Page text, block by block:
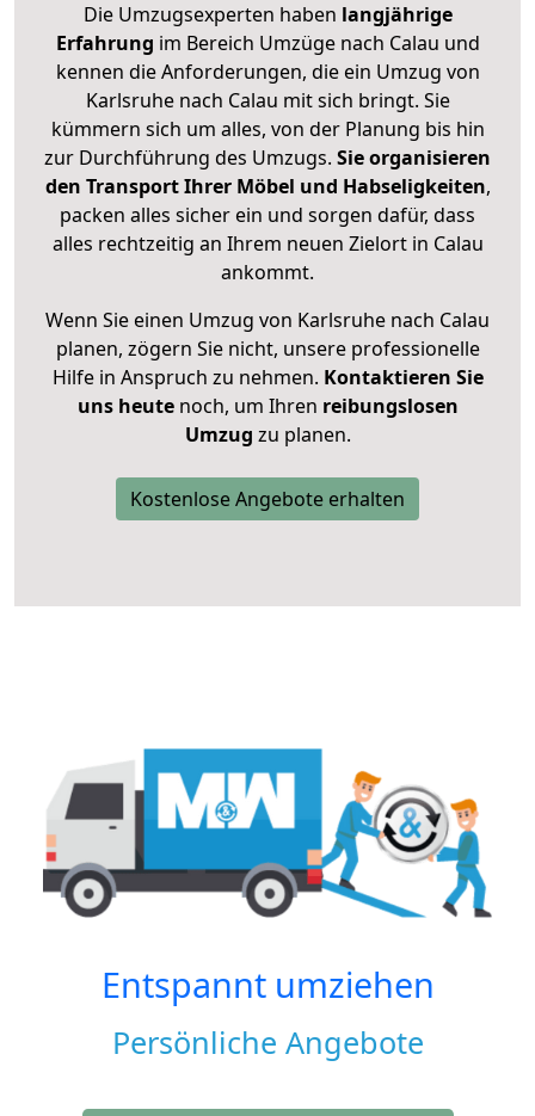
Die Umzugsexperten haben langjährige
Erfahrung im Bereich Umzüge nach Calau und
kennen die Anforderungen, die ein Umzug von
Karlsruhe nach Calau mit sich bringt. Sie
kümmern sich um alles, von der Planung bis hin
zur Durchführung des Umzugs. Sie organisieren
den Transport Ihrer Möbel und Habseligkeiten,
packen alles sicher ein und sorgen dafür, dass
alles rechtzeitig an Ihrem neuen Zielort in Calau
ankommt.
Wenn Sie einen Umzug von Karlsruhe nach Calau
planen, zögern Sie nicht, unsere professionelle
Hilfe in Anspruch zu nehmen. Kontaktieren Sie
uns heutenoch, um Ihren reibungslosen
Umzug zu planen.
Kostenlose Angebote erhalten
Entspannt umziehen
Persönliche Angebote